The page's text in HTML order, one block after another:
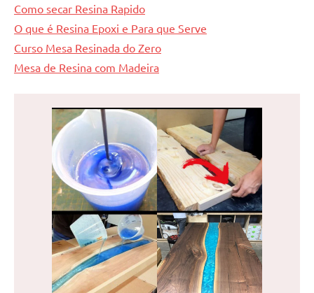
Como secar Resina Rapido
O que é Resina Epoxi e Para que Serve
Curso Mesa Resinada do Zero
Mesa de Resina com Madeira